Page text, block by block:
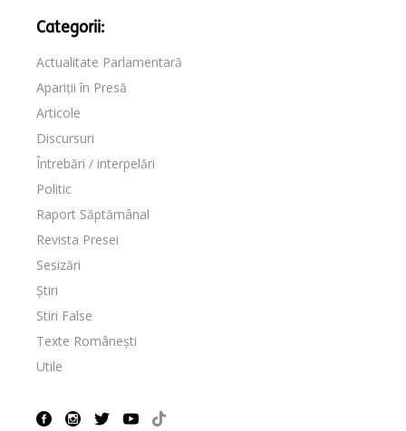
Categorii:
Actualitate Parlamentară
Apariții în Presă
Articole
Discursuri
Întrebări / interpelări
Politic
Raport Săptămânal
Revista Presei
Sesizări
Știri
Stiri False
Texte Românești
Utile